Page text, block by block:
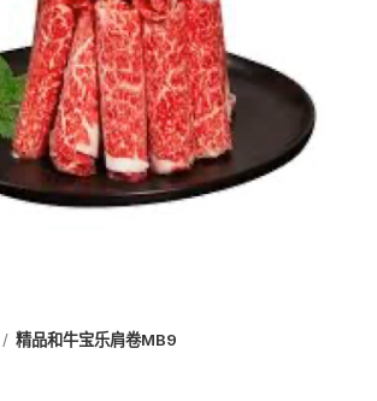
精品和牛宝乐肩卷MB9